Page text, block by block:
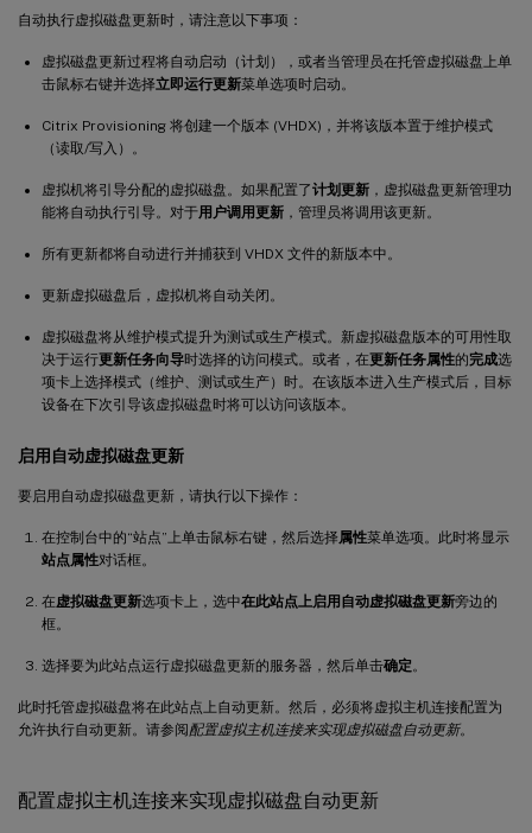
自动执行虚拟磁盘更新时，请注意以下事项：
虚拟磁盘更新过程将自动启动（计划），或者当管理员在托管虚拟磁盘上单
击鼠标右键并选择立即运行更新菜单选项时启动。
Citrix Provisioning 将创建一个版本 (VHDX)，并将该版本置于维护模式
（读取/写入）。
虚拟机将引导分配的虚拟磁盘。如果配置了计划更新 ，虚拟磁盘更新管理功
能将自动执行引导。对于用户调用更新 ，管理员将调用该更新。
所有更新都将自动进行并捕获到 VHDX 文件的新版本中。
更新虚拟磁盘后，虚拟机将自动关闭。
虚拟磁盘将从维护模式提升为测试或生产模式。新虚拟磁盘版本的可用性取
决于运行更新任务向导时选择的访问模式。或者，在更新任务属性的完成选
项卡上选择模式（维护、测试或生产）时。在该版本进入生产模式后，目标
设备在下次引导该虚拟磁盘时将可以访问该版本。
启用自动虚拟磁盘更新
要启用自动虚拟磁盘更新，请执行以下操作：
在控制台中的“站点”上单击鼠标右键，然后选择属性菜单选项。此时将显示
站点属性对话框。
在虚拟磁盘更新选项卡上，选中在此站点上启用自动虚拟磁盘更新旁边的
框。
选择要为此站点运行虚拟磁盘更新的服务器，然后单击确定 。
此时托管虚拟磁盘将在此站点上自动更新。然后，必须将虚拟主机连接配置为
允许执行自动更新。请参阅配置虚拟主机连接来实现虚拟磁盘自动更新。
配置虚拟主机连接来实现虚拟磁盘自动更新